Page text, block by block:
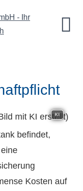
KI
befindet,
Kosten auf